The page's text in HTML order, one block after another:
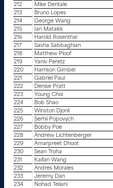
212
Mike Dentale
213
Bruno Lopes
214
George Wang
215
Ian Matakis
216
Harold Rosenthal
217
Sasha Sabbaghian
218
Matthew Ploof
219
Yaniv Peretz
220
Harrison Gimbel
221
Gabriel Paul
222
Denise Pratt
223
Young Choi
224
Bob Shao
225
Winston Djonli
226
Serhii Popovych
227
Bobby Poe
228
Andrew Lichtenberger
229
Amarpreet Dhoot
230
Sean Troha
231
Kaifan Wang
232
Andres Morales
233
Jeremy Dan
234
Nohad Teliani